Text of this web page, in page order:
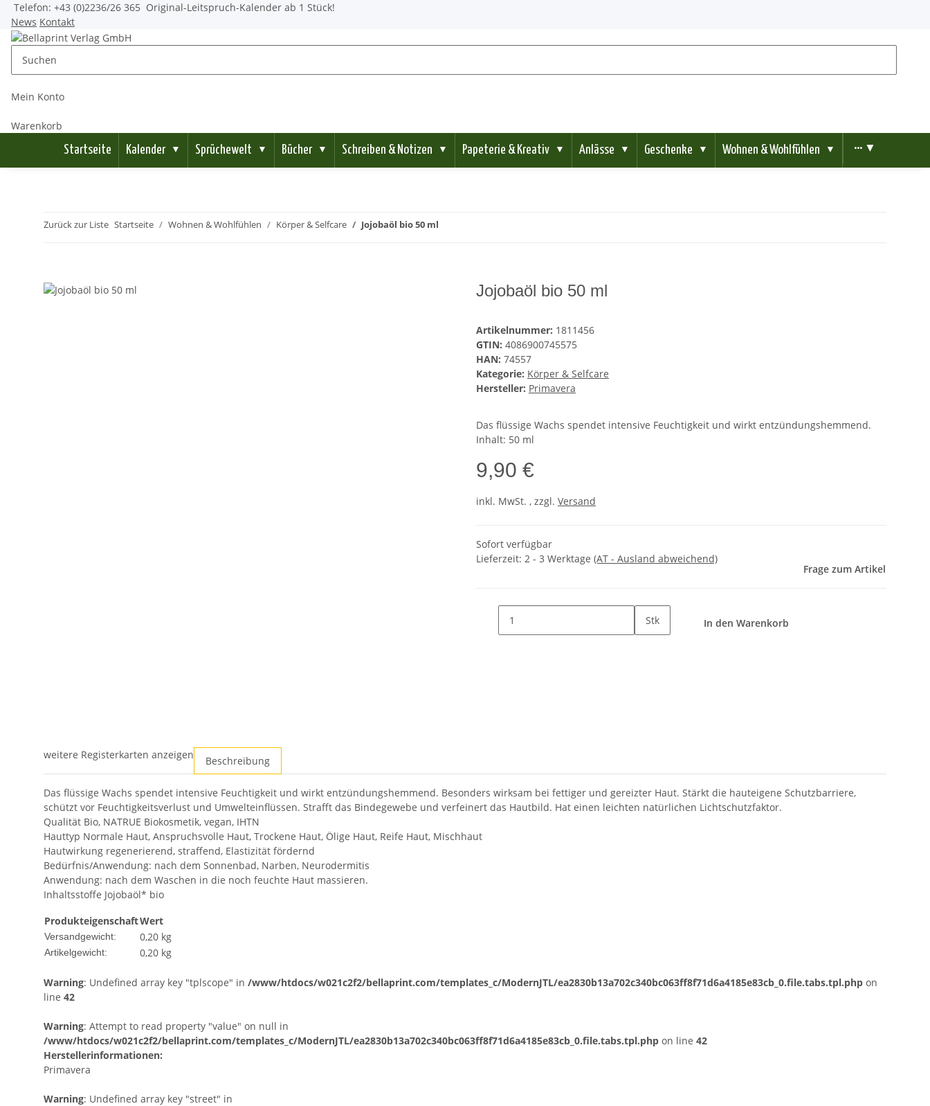
Telefon: +43 (0)2236/26 365 Original-Leitspruch-Kalender ab 1 Stück!
News Kontakt
Mein Konto
Warenkorb
Startseite
Kalender ▼ Sprüchewelt ▼ Bücher ▼ Schreiben & Notizen ▼ Papeterie & Kreativ ▼ Anlässe ▼ Geschenke ▼ Wohnen & Wohlfühlen ▼ ••• ▼
Zurück zur Liste Startseite Wohnen & Wohlfühlen Körper & Selfcare Jojobaöl bio 50 ml
Jojobaöl bio 50 ml
Artikelnummer: 1811456
GTIN: 4086900745575
HAN: 74557
Kategorie: Körper & Selfcare
Hersteller: Primavera
Das flüssige Wachs spendet intensive Feuchtigkeit und wirkt entzündungshemmend.
Inhalt: 50 ml
9,90 €
inkl. MwSt. , zzgl. Versand
Sofort verfügbar
Lieferzeit: 2 - 3 Werktage (AT - Ausland abweichend)
Frage zum Artikel
Stk In den Warenkorb
weitere Registerkarten anzeigen Beschreibung
Das flüssige Wachs spendet intensive Feuchtigkeit und wirkt entzündungshemmend. Besonders wirksam bei fettiger und gereizter Haut. Stärkt die hauteigene Schutzbarriere,
schützt vor Feuchtigkeitsverlust und Umwelteinflüssen. Strafft das Bindegewebe und verfeinert das Hautbild. Hat einen leichten natürlichen Lichtschutzfaktor.
Qualität Bio, NATRUE Biokosmetik, vegan, IHTN
Hauttyp Normale Haut, Anspruchsvolle Haut, Trockene Haut, Ölige Haut, Reife Haut, Mischhaut
Hautwirkung regenerierend, straffend, Elastizität fördernd
Bedürfnis/Anwendung: nach dem Sonnenbad, Narben, Neurodermitis
Anwendung: nach dem Waschen in die noch feuchte Haut massieren.
Inhaltsstoffe Jojobaöl* bio
ProdukteigenschaftWert
Versandgewicht: 0,20 kg
Artikelgewicht: 0,20 kg
Warning: Undefined array key "tplscope" in /www/htdocs/w021c2f2/bellaprint.com/templates_c/ModernJTL/ea2830b13a702c340bc063ff8f71d6a4185e83cb_0.file.tabs.tpl.php on
line 42
Warning: Attempt to read property "value" on null in
/www/htdocs/w021c2f2/bellaprint.com/templates_c/ModernJTL/ea2830b13a702c340bc063ff8f71d6a4185e83cb_0.file.tabs.tpl.php on line 42
Herstellerinformationen:
Primavera
Warning: Undefined array key "street" in